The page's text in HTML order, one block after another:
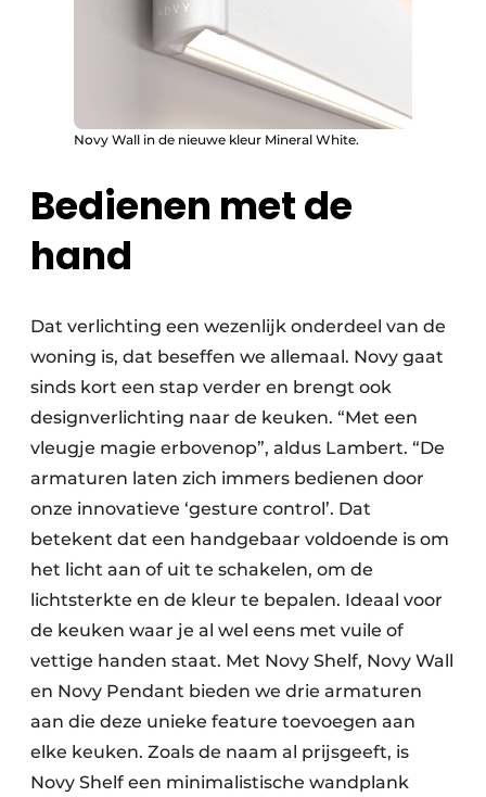
Novy Wall in de nieuwe kleur Mineral White.
Bedienen met de
hand
Dat verlichting een wezenlijk onderdeel van de
woning is, dat beseffen we allemaal. Novy gaat
sinds kort een stap verder en brengt ook
designverlichting naar de keuken. “Met een
vleugje magie erbovenop”, aldus Lambert. “De
armaturen laten zich immers bedienen door
onze innovatieve ‘gesture control’. Dat
betekent dat een handgebaar voldoende is om
het licht aan of uit te schakelen, om de
lichtsterkte en de kleur te bepalen. Ideaal voor
de keuken waar je al wel eens met vuile of
vettige handen staat. Met Novy Shelf, Novy Wall
en Novy Pendant bieden we drie armaturen
aan die deze unieke feature toevoegen aan
elke keuken. Zoals de naam al prijsgeeft, is
Novy Shelf een minimalistische wandplank